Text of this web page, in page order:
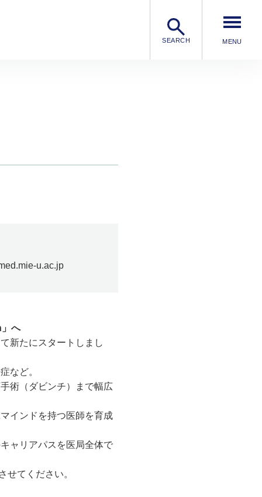
SEARCH
u.ac.jp
へ
新たにスタートしまし
など。
術（ダビンチ）まで幅広
インドを持つ医師を育成
ャリアパスを医局全体で
せてください。